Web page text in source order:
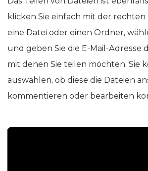
klicken Sie einfach mit der
eine Datei oder einen Ordner,
und geben Sie die E-Mail-Adresse
mit denen Sie teilen möchten. Sie
auswählen, ob diese die Dateien
kommentieren oder bearbeiten